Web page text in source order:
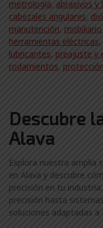
metrología, abrasivos y
cabezales angulares,
manutención,
herramientas eléctricas,
lubricantes, preajuste y
rodamientos,
Descubre
Alava
Explora nuestra amplia
en Alava y descubre
precisión en tu
precisión hasta
soluciones adaptadas a